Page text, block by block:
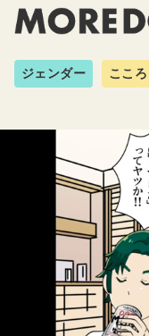
ジェンダー こころ